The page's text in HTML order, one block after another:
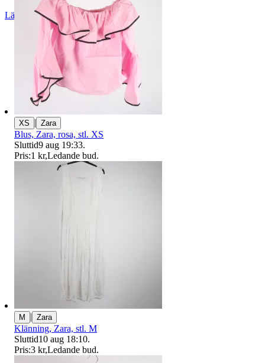
Läs omdömen Följ
XS | Zara
Blus, Zara, rosa, stl. XS
Sluttid9 aug 19:33.
Pris:1 kr,Ledande bud.
M | Zara
Klänning, Zara, stl. M
Sluttid10 aug 18:10.
Pris:3 kr,Ledande bud.